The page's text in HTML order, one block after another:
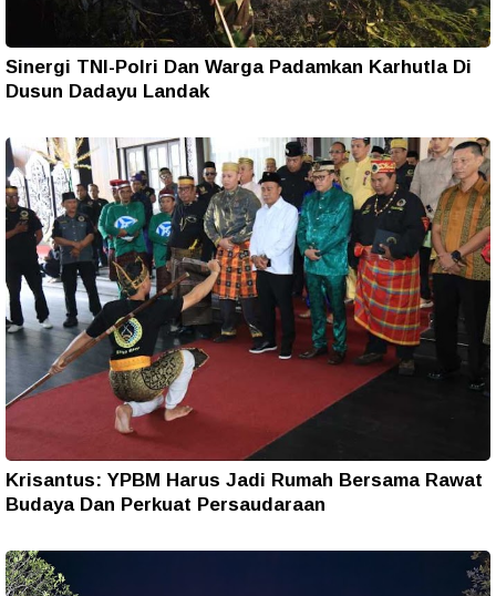
Sinergi TNI-Polri Dan Warga Padamkan Karhutla Di
Dusun Dadayu Landak
Krisantus: YPBM Harus Jadi Rumah Bersama Rawat
Budaya Dan Perkuat Persaudaraan